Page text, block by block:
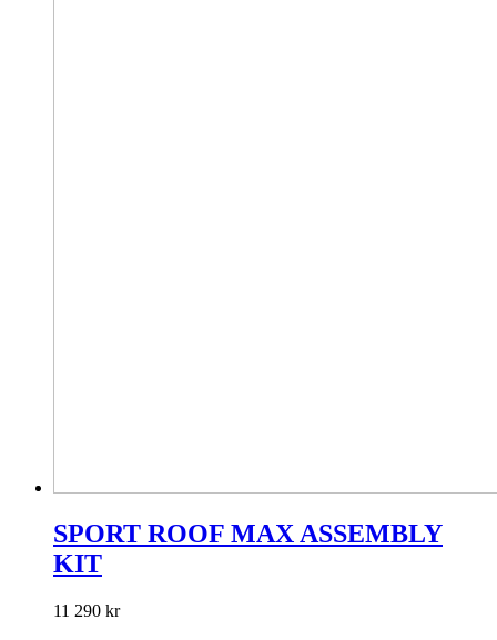
SPORT ROOF MAX ASSEMBLY
KIT
11 290 kr